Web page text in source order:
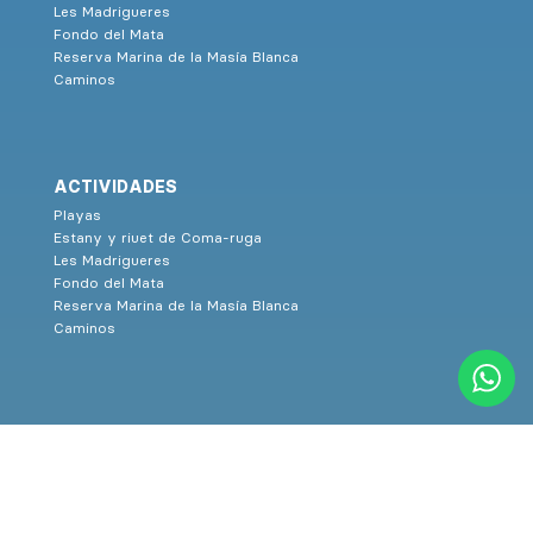
Les Madrigueres
Fondo del Mata
Reserva Marina de la Masía Blanca
Caminos
ACTIVIDADES
Playas
Estany y riuet de Coma-ruga
Les Madrigueres
Fondo del Mata
Reserva Marina de la Masía Blanca
Caminos